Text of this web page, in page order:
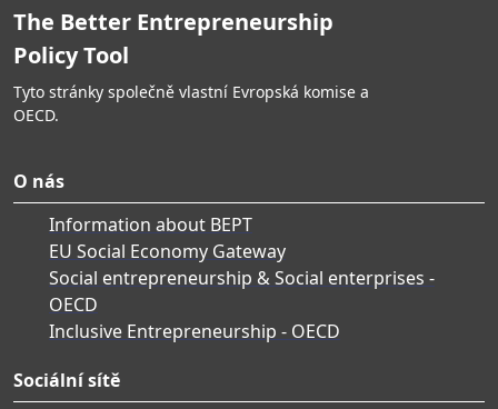
The Better Entrepreneurship
Policy Tool
Tyto stránky společně vlastní Evropská komise a
OECD.
O nás
Information about BEPT
EU Social Economy Gateway
Social entrepreneurship & Social enterprises -
OECD
Inclusive Entrepreneurship - OECD
Sociální sítě